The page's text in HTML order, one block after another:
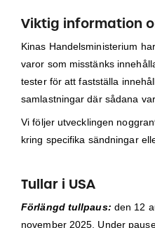
Viktig information
Kinas Handelsministerium
varor som misstänks
tester för att fastställa
samlastningar där sådana
Vi följer utvecklingen
kring specifika sändningar
Tullar i USA
Förlängd tullpaus: den 12
november 2025. Under